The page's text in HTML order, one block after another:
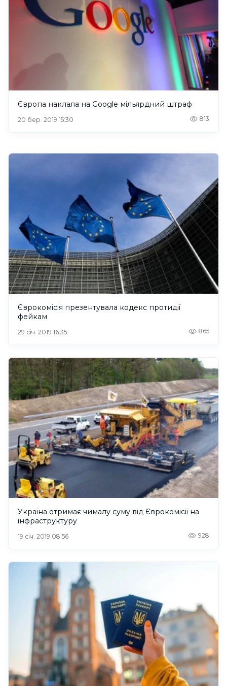
Європа наклала на Google мільярдний штраф
20 бер. 2019 15:30 813
Єврокомісія презентувала кодекс протидії
фейкам
29 січ. 2019 16:35 865
Україна отримає чималу суму від Єврокомісії на
інфраструктуру
19 січ. 2019 08:56 928